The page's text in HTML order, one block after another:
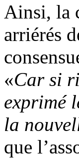
Ainsi, la
arriérés
«Car si
exprimé
la
que